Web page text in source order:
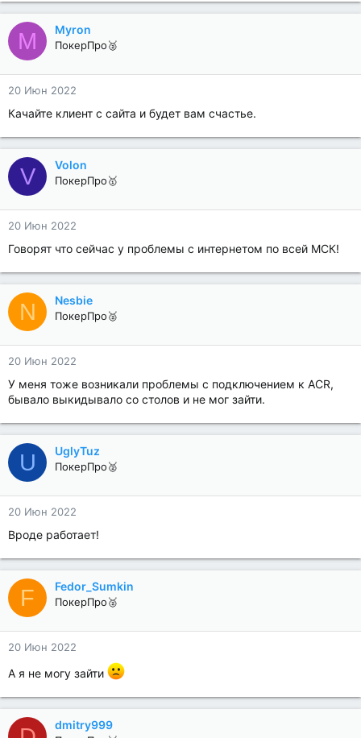
M Myron
ПокерПро🥈
20 Июн 2022
Качайте клиент с сайта и будет вам счастье.
V Volon
ПокерПро🥇
20 Июн 2022
Говорят что сейчас у проблемы с интернетом по всей МСК!
N Nesbie
ПокерПро🥈
20 Июн 2022
У меня тоже возникали проблемы с подключением к ACR,
бывало выкидывало со столов и не мог зайти.
U UglyTuz
ПокерПро🥈
20 Июн 2022
Вроде работает!
F Fedor_Sumkin
ПокерПро🥈
20 Июн 2022
А я не могу зайти
dmitry999